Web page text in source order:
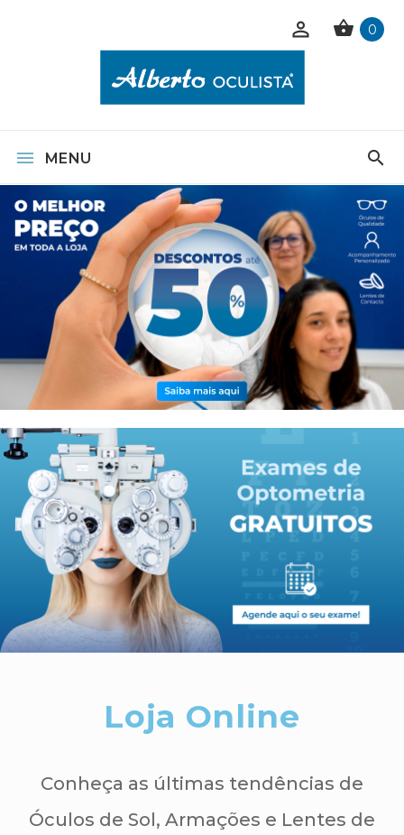
0
MENU
Loja Online
Conheça as últimas tendências de
Óculos de Sol, Armações e Lentes de